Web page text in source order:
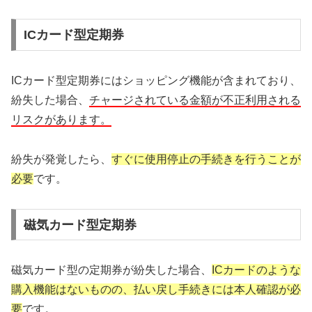
ICカード型定期券
ICカード型定期券にはショッピング機能が含まれており、
紛失した場合、 チャージされている金額が不正利用される
リスクがあります。
紛失が発覚したら、 すぐに使用停止の手続きを行うことが
必要です。
磁気カード型定期券
磁気カード型の定期券が紛失した場合、
ICカードのような
購入機能はないものの、払い戻し手続きには本人確認が必
要です。